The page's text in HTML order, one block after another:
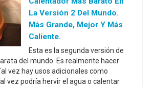
La Versión 2 Del Mundo.
Más Grande, Mejor Y Más
Caliente.
Esta es la segunda versión de
del mundo. Es realmente hacer
vez hay usos adicionales como
vez podría hervir el agua o calentar